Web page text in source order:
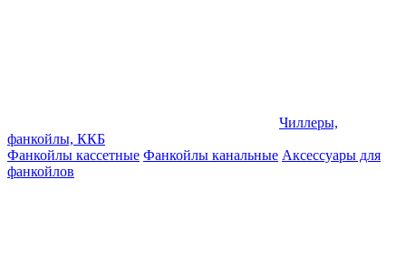
Чиллеры,
фанкойлы, ККБ
Фанкойлы кассетные Фанкойлы канальные Аксессуары для
фанкойлов